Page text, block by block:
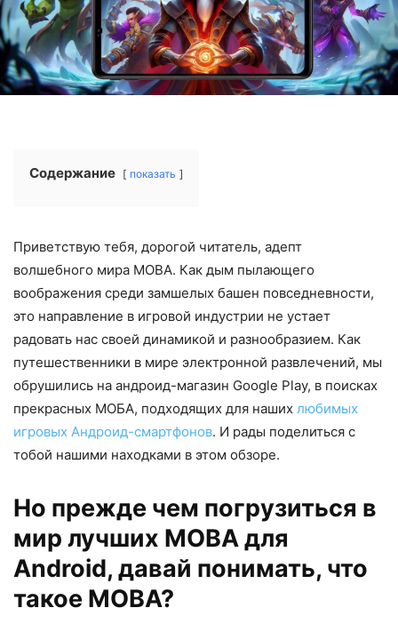
Содержание показать
Приветствую тебя, дорогой читатель, адепт
волшебного мира MOBA. Как дым пылающего
воображения среди замшелых башен повседневности,
это направление в игровой индустрии не устает
радовать нас своей динамикой и разнообразием. Как
путешественники в мире электронной развлечений, мы
обрушились на андроид-магазин Google Play, в поисках
прекрасных МОБА, подходящих для наших любимых
игровых Андроид-смартфонов. И рады поделиться с
тобой нашими находками в этом обзоре.
Но прежде чем погрузиться в
мир лучших MOBA для
Android, давай понимать, что
такое MOBA?